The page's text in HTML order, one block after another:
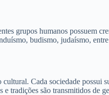
grupos humanos possuem
budismo, judaísmo,
Cada sociedade
e tradições são transmitidos